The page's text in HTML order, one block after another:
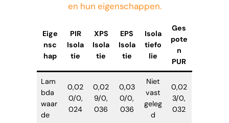
en hun eigenschappen.
Eige
nsc
hap
PIR
Isola
tie
XPS
Isola
tie
EPS
Isola
tie
Isola
tiefo
lie
Ges
pote
n
PUR
Lam
bda
waar
de
0,02
0/0,
024
0,02
9/0,
036
0,03
0/0,
036
Niet
vast
geleg
d
0,02
3/0,
032